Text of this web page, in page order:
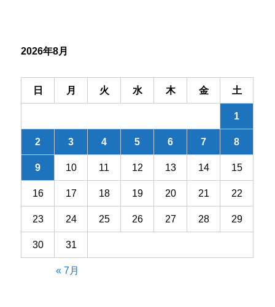
ン
2026年8月
日 月 火 水 木 金 土
1
2 3 4 5 6 7 8
9 10 11 12 13 14 15
16 17 18 19 20 21 22
23 24 25 26 27 28 29
30 31
« 7月